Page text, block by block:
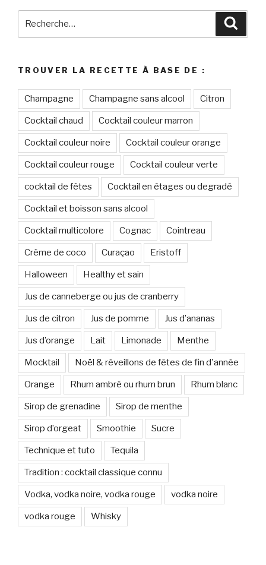
TROUVER LA RECETTE À BASE DE :
Champagne Champagne sans alcool Citron
Cocktail chaud Cocktail couleur marron
Cocktail couleur noire Cocktail couleur orange
Cocktail couleur rouge Cocktail couleur verte
cocktail de fêtes Cocktail en étages ou degradé
Cocktail et boisson sans alcool
Cocktail multicolore Cognac Cointreau
Crème de coco Curaçao Eristoff
Halloween Healthy et sain
Jus de canneberge ou jus de cranberry
Jus de citron Jus de pomme Jus d’ananas
Jus d’orange Lait Limonade Menthe
Mocktail Noël & réveillons de fêtes de fin d'année
Orange Rhum ambré ou rhum brun Rhum blanc
Sirop de grenadine Sirop de menthe
Sirop d’orgeat Smoothie Sucre
Technique et tuto Tequila
Tradition : cocktail classique connu
Vodka, vodka noire, vodka rouge vodka noire
vodka rouge Whisky